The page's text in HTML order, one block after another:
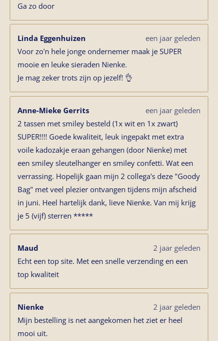
Ga zo door
Linda Eggenhuizen
een jaar geleden
Voor zo'n hele jonge ondernemer maak je SUPER
mooie en leuke sieraden Nienke.
Je mag zeker trots zijn op jezelf! 👌
Anne-Mieke Gerrits
een jaar geleden
2 tassen met smiley besteld (1x wit en 1x zwart)
SUPER!!!! Goede kwaliteit, leuk ingepakt met extra
voile kadozakje eraan gehangen (door Nienke) met
een smiley sleutelhanger en smiley confetti. Wat een
verrassing. Hopelijk gaan mijn 2 collega's deze "Goody
Bag" met veel plezier ontvangen tijdens mijn afscheid
in juni. Heel hartelijk dank, lieve Nienke. Van mij krijg
je 5 (vijf) sterren *****
Maud
2 jaar geleden
Echt een top site. Met een snelle verzending en een
top kwaliteit
Nienke
2 jaar geleden
Mijn bestelling is net aangekomen het ziet er heel
mooi uit.